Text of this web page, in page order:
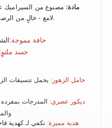
مادة: مصنوع من السيراميك
لامع - خالٍ من الرصاص، وغير سام، وسهل التنظيف.
حافة مموجة:
جسد ملتوٍ:
حامل الزهور: يحمل تنسيقات
ديكور عصري: المدرجات
هدية مميزة: تكفي لـكهدية